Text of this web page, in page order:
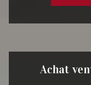
Achat